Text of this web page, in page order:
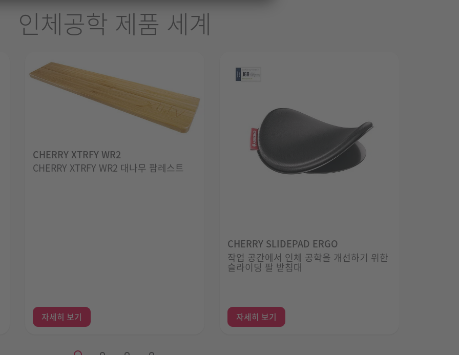
인체공학 제품 세계
CHERRY XTRFY WR2
CHERRY XTRFY WR2 대나무 팜레스트
자세히 보기
CHERRY SLIDEPAD ERGO
작업 공간에서 인체 공학을 개선하기 위한
슬라이딩 팔 받침대
자세히 보기